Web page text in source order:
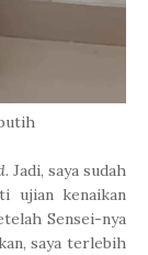
. Jadi, saya sudah
ujian kenaikan
Sensei-nya
saya terlebih